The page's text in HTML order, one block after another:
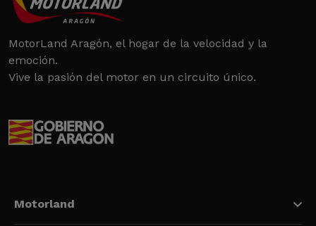
MotorLand Aragón, el hogar de la velocidad y la
emoción.
Vive la pasión del motor en un circuito único.
Motorland